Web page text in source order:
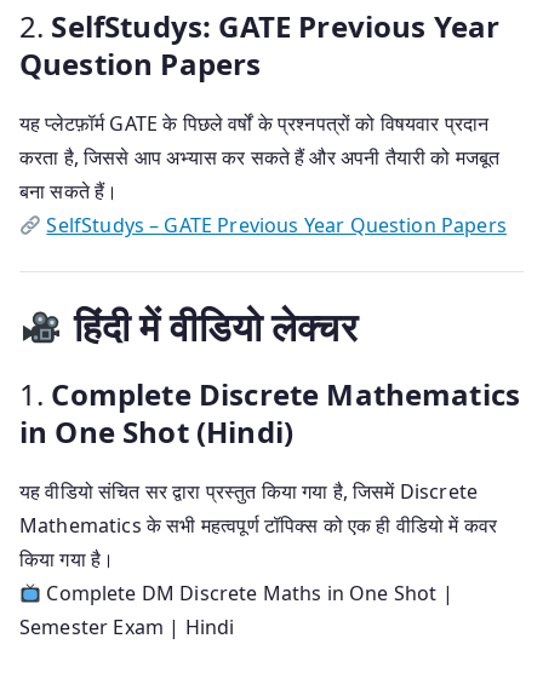
2. SelfStudys: GATE Previous Year
Question Papers
यह प्लेटफ़ॉर्म GATE के पिछले वर्षों के प्रश्नपत्रों को विषयवार प्रदान
करता है, जिससे आप अभ्यास कर सकते हैं और अपनी तैयारी को मजबूत
बना सकते हैं।
SelfStudys – GATE Previous Year Question Papers
हिंदी में वीडियो लेक्चर
1. Complete Discrete Mathematics
in One Shot (Hindi)
यह वीडियो संचित सर द्वारा प्रस्तुत किया गया है, जिसमें Discrete
Mathematics के सभी महत्वपूर्ण टॉपिक्स को एक ही वीडियो में कवर
किया गया है।
Complete DM Discrete Maths in One Shot |
Semester Exam | Hindi